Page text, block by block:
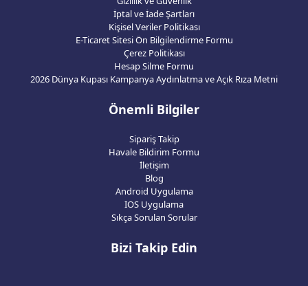
İptal ve İade Şartları
Kişisel Veriler Politikası
E-Ticaret Sitesi Ön Bilgilendirme Formu
Çerez Politikası
Hesap Silme Formu
2026 Dünya Kupası Kampanya Aydınlatma ve Açık Rıza Metni
Önemli Bilgiler
Sipariş Takip
Havale Bildirim Formu
İletişim
Blog
Android Uygulama
IOS Uygulama
Sıkça Sorulan Sorular
Bizi Takip Edin